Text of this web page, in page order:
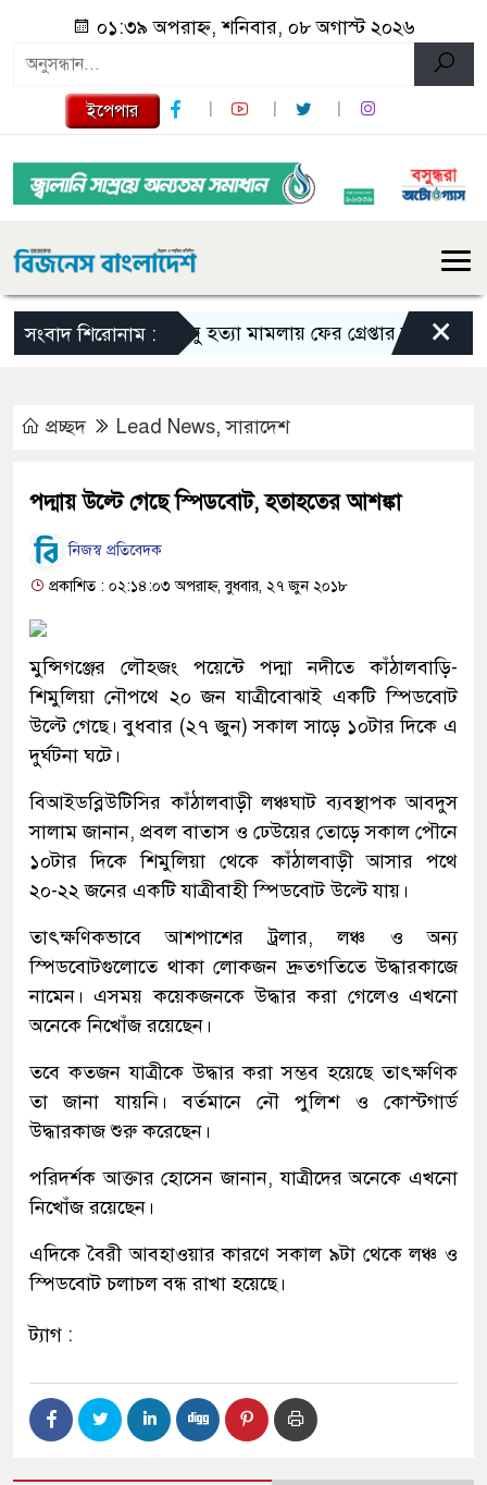
০১:৩৯ অপরাহ্ন, শনিবার, ০৮ অগাস্ট ২০২৬
ইপেপার
সংবাদ শিরোনাম :তনু হত্যা মামলায় ফের গ্রেপ্তার সাবেক ×
প্রচ্ছদ Lead News,সারাদেশ
পদ্মায় উল্টে গেছে স্পিডবোট, হতাহতের আশঙ্কা
নিজস্ব প্রতিবেদক
প্রকাশিত : ০২:১৪:০৩ অপরাহ্ন, বুধবার, ২৭ জুন ২০১৮
মুন্সিগঞ্জের লৌহজং পয়েন্টে পদ্মা নদীতে কাঁঠালবাড়ি-
শিমুলিয়া নৌপথে ২০ জন যাত্রীবোঝাই একটি স্পিডবোট
উল্টে গেছে। বুধবার (২৭ জুন) সকাল সাড়ে ১০টার দিকে এ
দুর্ঘটনা ঘটে।
বিআইডব্লিউটিসির কাঁঠালবাড়ী লঞ্চঘাট ব্যবস্থাপক আবদুস
সালাম জানান, প্রবল বাতাস ও ঢেউয়ের তোড়ে সকাল পৌনে
১০টার দিকে শিমুলিয়া থেকে কাঁঠালবাড়ী আসার পথে
২০-২২ জনের একটি যাত্রীবাহী স্পিডবোট উল্টে যায়।
তাৎক্ষণিকভাবে আশপাশের ট্রলার, লঞ্চ ও অন্য
স্পিডবোটগুলোতে থাকা লোকজন দ্রুতগতিতে উদ্ধারকাজে
নামেন। এসময় কয়েকজনকে উদ্ধার করা গেলেও এখনো
অনেকে নিখোঁজ রয়েছেন।
তবে কতজন যাত্রীকে উদ্ধার করা সম্ভব হয়েছে তাৎক্ষণিক
তা জানা যায়নি। বর্তমানে নৌ পুলিশ ও কোস্টগার্ড
উদ্ধারকাজ শুরু করেছেন।
পরিদর্শক আক্তার হোসেন জানান, যাত্রীদের অনেকে এখনো
নিখোঁজ রয়েছেন।
এদিকে বৈরী আবহাওয়ার কারণে সকাল ৯টা থেকে লঞ্চ ও
স্পিডবোট চলাচল বন্ধ রাখা হয়েছে।
ট্যাগ :